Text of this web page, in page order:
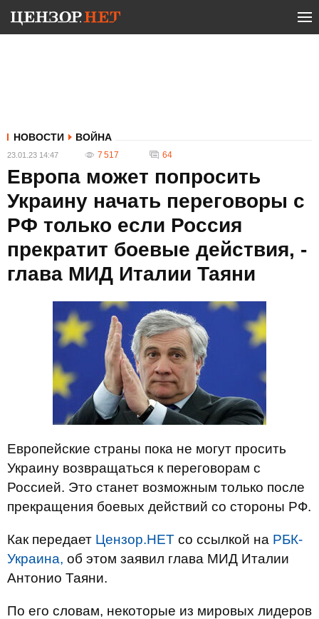
НОВОСТИ ВОЙНА
23.01.23 14:47 7 517 64
Европа может попросить
Украину начать переговоры с
РФ только если Россия
прекратит боевые действия, -
глава МИД Италии Таяни
Европейские страны пока не могут просить
Украину возвращаться к переговорам с
Россией. Это станет возможным только после
прекращения боевых действий со стороны РФ.
Как передает Цензор.НЕТ со ссылкой на РБК-
Украина, об этом заявил глава МИД Италии
Антонио Таяни.
По его словам, некоторые из мировых лидеров